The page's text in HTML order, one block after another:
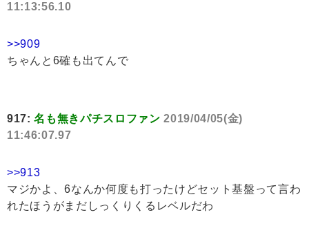
11:13:56.10
>>909
ちゃんと6確も出てんで
917:名も無きパチスロファン 2019/04/05(金)
11:46:07.97
>>913
マジかよ、6なんか何度も打ったけどセット基盤って言わ
れたほうがまだしっくりくるレベルだわ